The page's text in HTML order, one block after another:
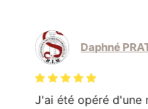
Daphné
J'ai été opéré d'une